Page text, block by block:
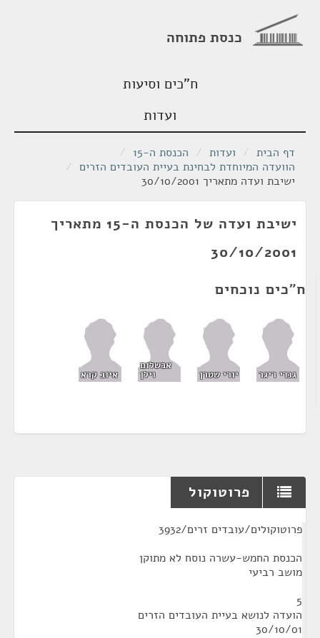
כנסת פתוחה
ח"כים וסיעות
ועדות
דף הבית / ועדות / הכנסת ה-15
/
הוועדה המיוחדת לבחינת בעיית העובדים הזרים /
ישיבת ועדה מתאריך 30/10/2001
ישיבת ועדה של הכנסת ה-15 מתאריך
30/10/2001
ח"כים נוכחים
גנדי ריגר יורי שטרן
אבשלום
וילן איוב קרא
פרוטוקול
פרוטוקולים/עובדים זרים/3932
הכנסת החמש-עשרה נוסח לא מתוקן
מושב רביעי
5
הועדה לנושא בעיית העובדים הזרים
30/10/01